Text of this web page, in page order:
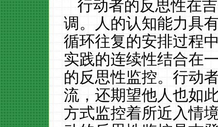
行动者的反思性在
调。人的认知能力具
循环往复的安排过程
实践的连续性结合在
的反思性监控。行动
流，还期望他人也如
方式监控着所近入情